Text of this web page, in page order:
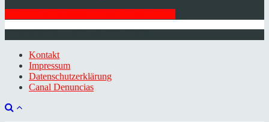
Kontakt
Impressum
Datenschutzerklärung
Canal Denuncias